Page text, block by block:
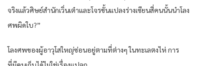
จริงแล้วศิษย์สำนักเวิ่นเต๋าและโจรขั้นแปลงร่างเซียนสี่คนนั้นนำโลง
ศพผิดใบ?”
โลงศพของผู้อาวุโสใหญ่ซ่อนอยู่ตามที่ต่างๆ ในทะเลตงไห่ การ